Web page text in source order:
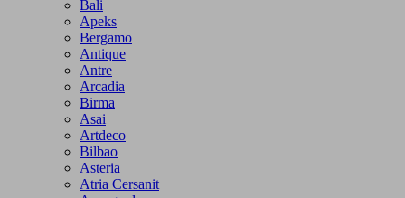
Bali
Apeks
Bergamo
Antique
Antre
Arcadia
Birma
Asai
Artdeco
Bilbao
Asteria
Atria Cersanit